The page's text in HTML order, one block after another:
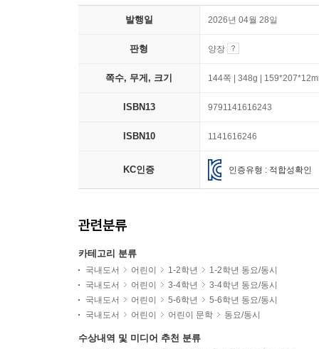
발행일 2026년 04월 28일
판형 양장
쪽수, 무게, 크기 144쪽 | 348g |
ISBN13 9791141616243
ISBN10 1141616246
KC인증 인증유형 : 적합성확인
관련분류
카테고리 분류
국내도서 어린이 1-2학년
1-2학년 동요/동시
국내도서
어린이 3-4학년
3-4학년 동요/동시
국내도서
어린이 5-6학년
5-6학년 동요/동시
국내도서
어린이 어린이 문학 동요/동시
수상내역 및 미디어 추천 분류